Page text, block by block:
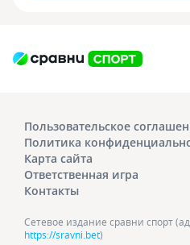
Пользовательское
Политика
Карта сайта
Ответственная игра
Контакты
Сетевое издание сравни спорт
https://sravni.bet)